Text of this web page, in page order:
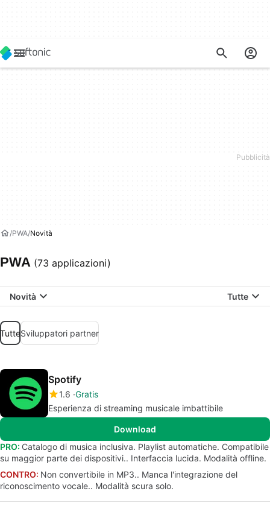
PWA Novità
PWA (73 applicazioni)
Novità Tutte
TutteSviluppatori partner
Spotify
1.6 Gratis
Esperienza di streaming musicale imbattibile
Download
PRO: Catalogo di musica inclusiva. Playlist automatiche. Compatibile
su maggior parte dei dispositivi.. Interfaccia lucida. Modalità offline.
CONTRO: Non convertibile in MP3.. Manca l'integrazione del
riconoscimento vocale.. Modalità scura solo.